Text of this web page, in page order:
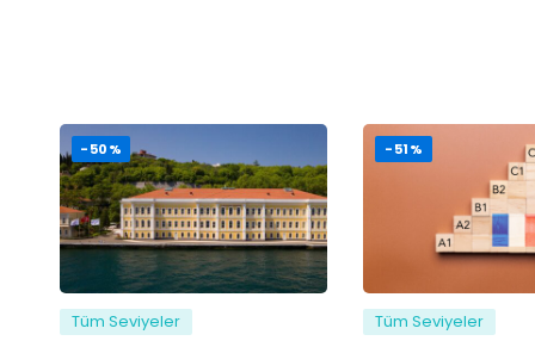
-50%
Tüm Seviyeler
-51%
Tüm Seviyeler